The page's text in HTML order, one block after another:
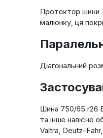
Протектор шини
малюнку, ця
Діагональний
Шина 750/65 r26
та інше навісне
Valtra, Deutz-